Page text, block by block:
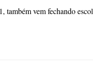
vem fechando